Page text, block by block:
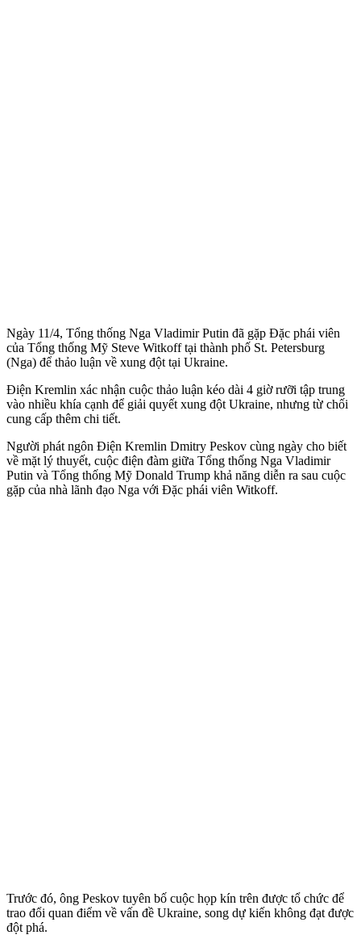
Ngày 11/4, Tổng thống Nga Vladimir Putin đã gặp Đặc phái viên
của Tổng thống Mỹ Steve Witkoff tại thành phố St. Petersburg
(Nga) để thảo luận về xung đột tại Ukraine.
Điện Kremlin xác nhận cuộc thảo luận kéo dài 4 giờ rưỡi tập trung
vào nhiều khía cạnh để giải quyết xung đột Ukraine, nhưng từ chối
cung cấp thêm chi tiết.
Người phát ngôn Điện Kremlin Dmitry Peskov cùng ngày cho biết
về mặt lý thuyết, cuộc điện đàm giữa Tổng thống Nga Vladimir
Putin và Tổng thống Mỹ Donald Trump khả năng diễn ra sau cuộc
gặp của nhà lãnh đạo Nga với Đặc phái viên Witkoff.
Trước đó, ông Peskov tuyên bố cuộc họp kín trên được tổ chức để
trao đổi quan điểm về vấn đề Ukraine, song dự kiến không đạt được
đột phá.